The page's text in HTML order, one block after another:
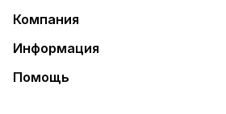
Компания
Информация
Помощь